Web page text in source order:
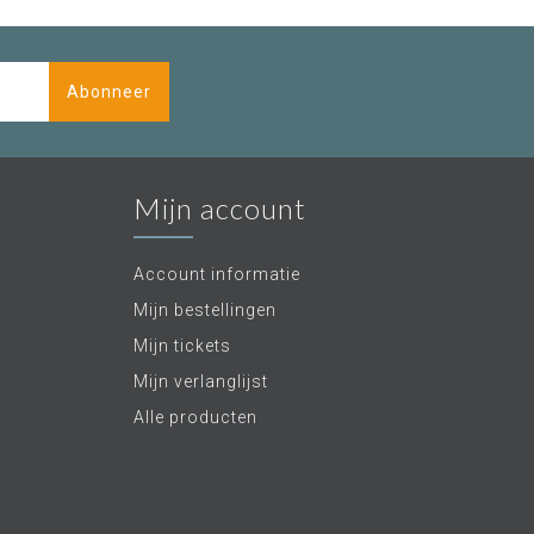
Abonneer
Mijn account
Account informatie
Mijn bestellingen
Mijn tickets
Mijn verlanglijst
Alle producten